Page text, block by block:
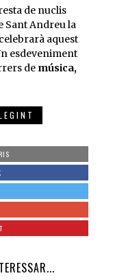
de nuclis
Sant Andreu la
aquest
esdeveniment
de música,